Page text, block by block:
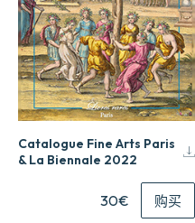
Catalogue Fine Arts Paris
& La Biennale 2022
30€ 购买